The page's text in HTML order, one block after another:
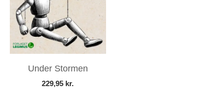
Under Stormen
229,95 kr.